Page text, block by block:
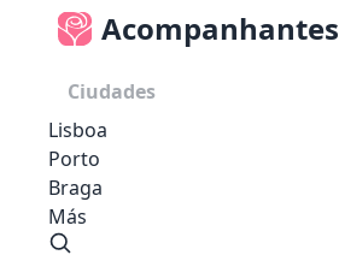
Acompanhantes
Ciudades
Lisboa
Porto
Braga
Más